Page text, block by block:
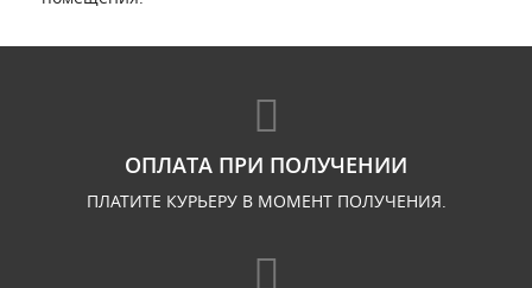
ОПЛАТА ПРИ ПОЛУЧЕНИИ
ПЛАТИТЕ КУРЬЕРУ В МОМЕНТ ПОЛУЧЕНИЯ.